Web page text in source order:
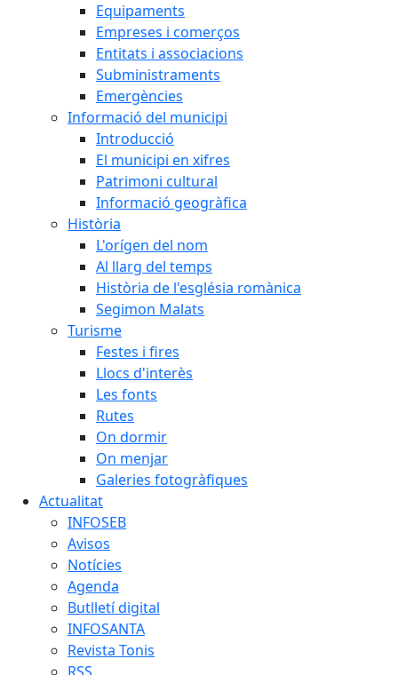
Equipaments
Empreses i comerços
Entitats i associacions
Subministraments
Emergències
Informació del municipi
Introducció
El municipi en xifres
Patrimoni cultural
Informació geogràfica
Història
L'orígen del nom
Al llarg del temps
Història de l'església romànica
Segimon Malats
Turisme
Festes i fires
Llocs d'interès
Les fonts
Rutes
On dormir
On menjar
Galeries fotogràfiques
Actualitat
INFOSEB
Avisos
Notícies
Agenda
Butlletí digital
INFOSANTA
Revista Tonis